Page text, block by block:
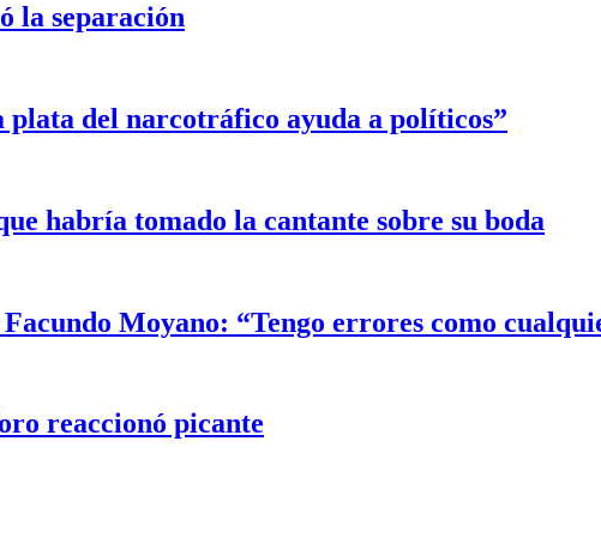
la separación
del narcotráfico ayuda a políticos”
habría tomado la cantante sobre su boda
Moyano: “Tengo errores como
reaccionó picante